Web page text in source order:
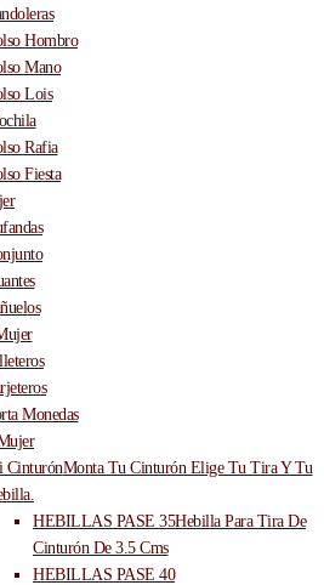
Hombro
Mano
Lois
Rafia
Fiesta
Monedas
CinturónMonta Tu Cinturón Elige Tu Tira Y Tu
HEBILLAS PASE 35Hebilla Para Tira De
Cinturón De 3.5 Cms
HEBILLAS PASE 40